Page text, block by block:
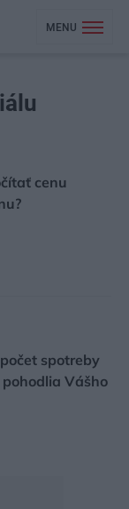
MENU
cenu
spotreby
Vášho